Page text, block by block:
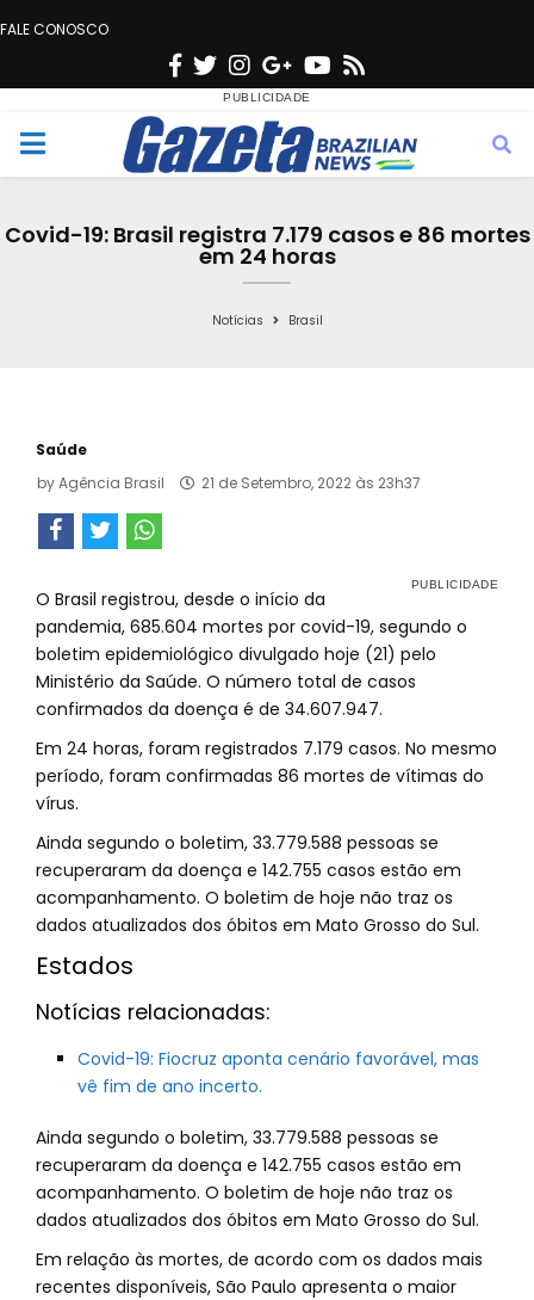
FALE CONOSCO
F
c
e
o
T
w
i
t
e
n
s
t
g
r
a
G
o
o
g
e
Y
u
t
b
s
M
Covid-19: Brasil registra 7.179 casos e 86 mortes
em 24 horas
Notícias Brasil
Saúde
byAgência Brasil 21 de Setembro, 2022 às 23h37
O Brasil registrou, desde o início da
pandemia, 685.604 mortes por covid-19, segundo o
boletim epidemiológico divulgado hoje (21) pelo
Ministério da Saúde. O número total de casos
confirmados da doença é de 34.607.947.
Em 24 horas, foram registrados 7.179 casos. No mesmo
período, foram confirmadas 86 mortes de vítimas do
vírus.
Ainda segundo o boletim, 33.779.588 pessoas se
recuperaram da doença e 142.755 casos estão em
acompanhamento. O boletim de hoje não traz os
dados atualizados dos óbitos em Mato Grosso do Sul.
Estados
Notícias relacionadas:
Covid-19: Fiocruz aponta cenário favorável, mas
vê fim de ano incerto.
Ainda segundo o boletim, 33.779.588 pessoas se
recuperaram da doença e 142.755 casos estão em
acompanhamento. O boletim de hoje não traz os
dados atualizados dos óbitos em Mato Grosso do Sul.
Em relação às mortes, de acordo com os dados mais
recentes disponíveis, São Paulo apresenta o maior